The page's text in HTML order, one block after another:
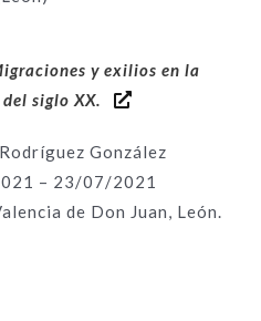
y exilios en la
siglo XX.
González
– 23/07/2021
de Don Juan, León.